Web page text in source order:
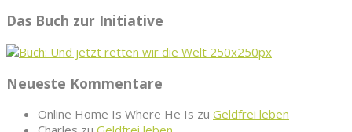
Das Buch zur Initiative
Neueste Kommentare
Online Home Is Where He Is zu Geldfrei leben